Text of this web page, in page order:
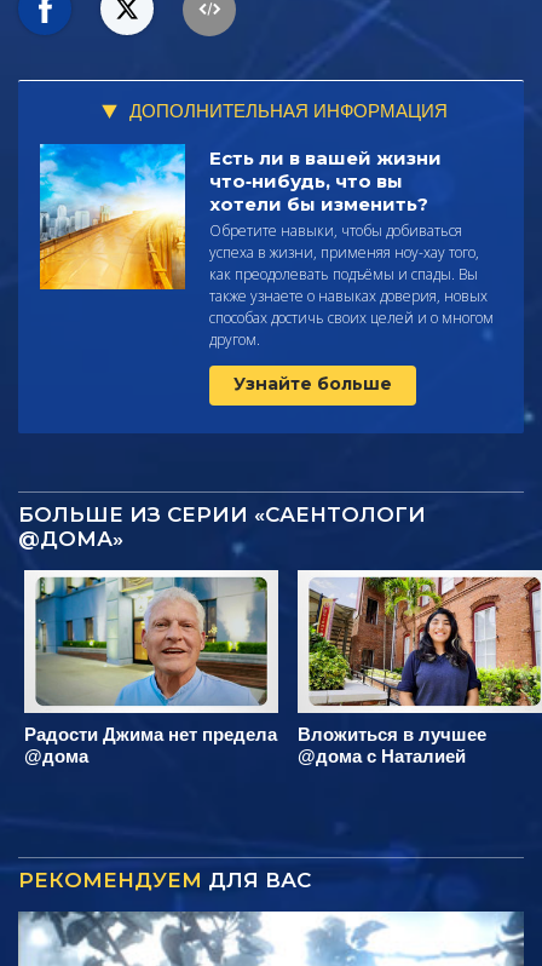
ДОПОЛНИТЕЛЬНАЯ ИНФОРМАЦИЯ
Есть ли в вашей жизни
что‑нибудь, что вы
хотели бы изменить?
Обретите навыки, чтобы добиваться
успеха в жизни, применяя ноу-хау того,
как преодолевать подъёмы и спады. Вы
также узнаете о навыках доверия, новых
способах достичь своих целей и о многом
другом.
Узнайте больше
БОЛЬШЕ ИЗ СЕРИИ «САЕНТОЛОГИ
@ДОМА»
Радости Джима нет предела
@дома
Вложиться в лучшее
@дома с Наталией
РЕКОМЕНДУЕМ ДЛЯ ВАС